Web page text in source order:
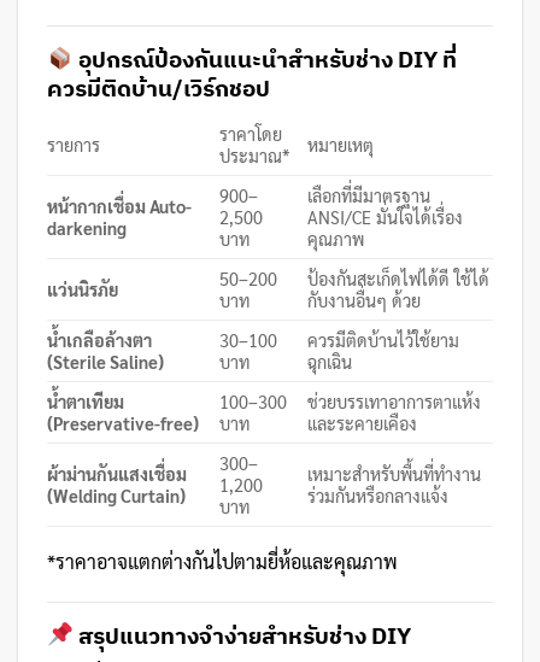
อุปกรณ์ป้องกันแนะนำสำหรับช่าง DIY ที่
ควรมีติดบ้าน/เวิร์กชอป
รายการ
ราคาโดย
ประมาณ*
หมายเหตุ
หน้ากากเชื่อม Auto-
darkening
900–
2,500
บาท
เลือกที่มีมาตรฐาน
ANSI/CE มั่นใจได้เรื่อง
คุณภาพ
แว่นนิรภัย
50–200
บาท
ป้องกันสะเก็ดไฟได้ดี ใช้ได้
กับงานอื่นๆ ด้วย
น้ำเกลือล้างตา
(Sterile Saline)
30–100
บาท
ควรมีติดบ้านไว้ใช้ยาม
ฉุกเฉิน
น้ำตาเทียม
(Preservative-free)
100–300
บาท
ช่วยบรรเทาอาการตาแห้ง
และระคายเคือง
ผ้าม่านกันแสงเชื่อม
(Welding Curtain)
300–
1,200
บาท
เหมาะสำหรับพื้นที่ทำงาน
ร่วมกันหรือกลางแจ้ง
*ราคาอาจแตกต่างกันไปตามยี่ห้อและคุณภาพ
สรุปแนวทางจำง่ายสำหรับช่าง DIY